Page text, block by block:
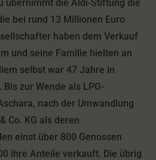
übernimmt die Aldi-Stiftung die
bei rund 13 Millionen Euro
haben dem Verkauf
und seine Familie hielten an
selbst war 47 Jahre in
zur Wende als LPG-
nach der Umwandlung
Co. KG als deren
einst über 800 Genossen
ihre Anteile verkauft. Die übrig